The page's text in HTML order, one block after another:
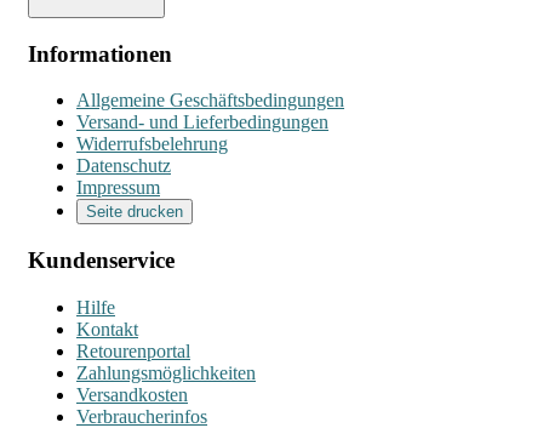
Informationen
Allgemeine Geschäftsbedingungen
Versand- und Lieferbedingungen
Widerrufsbelehrung
Datenschutz
Impressum
Seite drucken
Kundenservice
Hilfe
Kontakt
Retourenportal
Zahlungsmöglichkeiten
Versandkosten
Verbraucherinfos